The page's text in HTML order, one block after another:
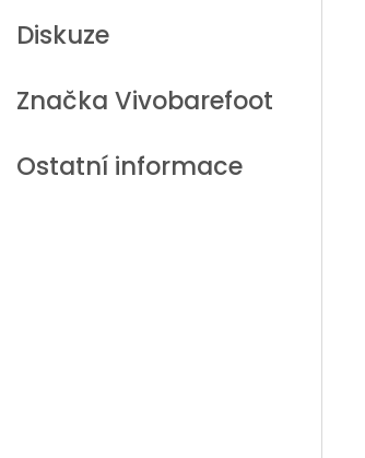
Diskuze
Značka Vivobarefoot
Ostatní informace